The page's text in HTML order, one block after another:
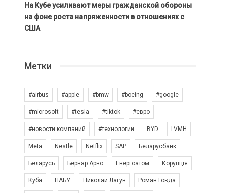
На Кубе усиливают меры гражданской обороны
на фоне роста напряженности в отношениях с
США
Метки
#airbus #apple #bmw #boeing #google
#microsoft #tesla #tiktok #евро
#новости компаний #технологии BYD LVMH
Meta Nestle Netflix SAP Беларусбанк
Беларусь Бернар Арно Енергоатом Корупція
Куба НАБУ Николай Лагун Роман Говда